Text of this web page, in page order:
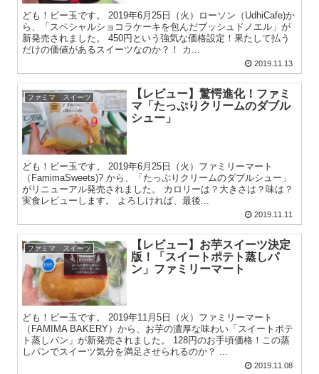
ども！ビー玉です。 2019年6月25日（火）ローソン（UdhiCafe)か
ら、「スペシャルショコラケーキを包んだブッシュドノエル」が
新発売されました。 450円という強気な価格設定！果たして払う
だけの価値があるスイーツなのか？！ カ...
2019.11.13
ファミマ スイーツ
【レビュー】驚愕進化！ファミ
マ「たっぷりクリームのダブル
シュー」
ども！ビー玉です。 2019年6月25日（火）ファミリーマート
（FamimaSweets)? から、「たっぷりクリームのダブルシュー」
がリニューアル発売されました。 カロリーは？大きさは？味は？
実食レビューします。 よろしければ、最後...
2019.11.11
ファミマ スイーツ
【レビュー】お芋スイーツ決定
版！「スイートポテト蒸しパ
ン」ファミリーマート
ども！ビー玉です。 2019年11月5日（火）ファミリーマート
（FAMIMA BAKERY）から、お芋の濃厚な味わい「スイートポテ
ト蒸しパン」が新発売されました。 128円のお手頃価格！この蒸
しパンでスイーツ気分を満足させられるのか？ ...
2019.11.08